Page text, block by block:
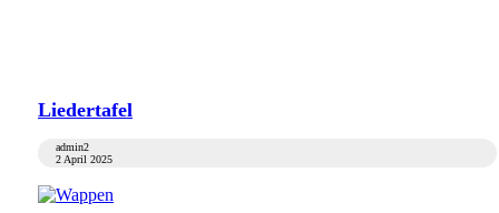
Liedertafel
admin2
2 April 2025